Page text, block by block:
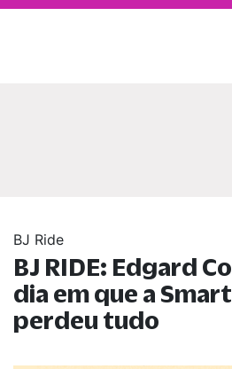
BJ Ride
BJ RIDE: Edgard
dia em que a
perdeu tudo